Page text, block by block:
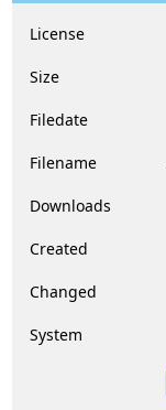
License
Size
Filedate
Filename
Downloads
Created
Changed
System